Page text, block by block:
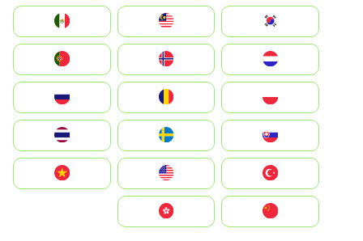
South Korea
Nederland
Portugal
România
Slovensko
United States
Vietnam